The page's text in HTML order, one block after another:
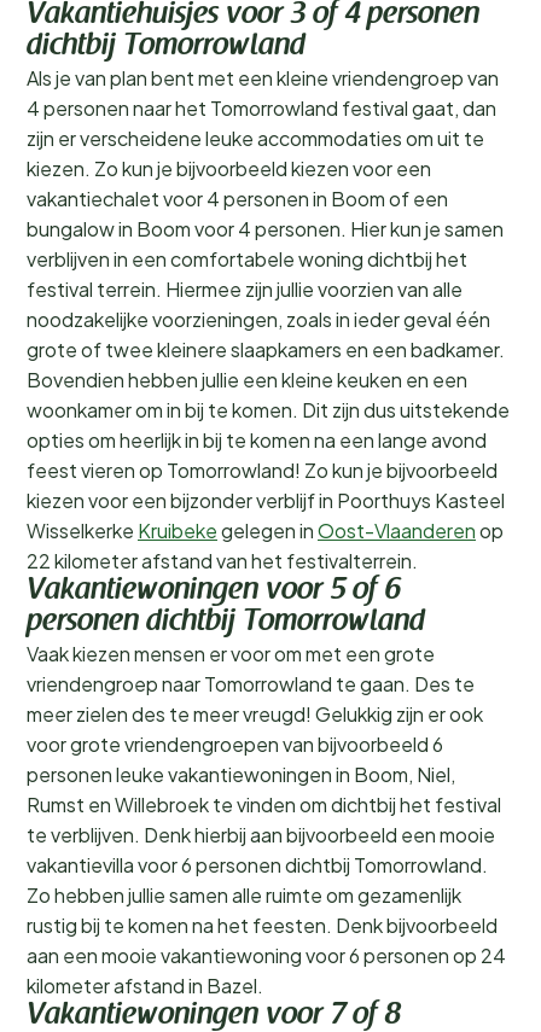
Kannaert
België
Bekijken
Vakantiehuisjes voor 3 of 4 personen
dichtbij Tomorrowland
Als je van plan bent met een kleine vriendengroep van
4 personen naar het Tomorrowland festival gaat, dan
zijn er verscheidene leuke accommodaties om uit te
kiezen. Zo kun je bijvoorbeeld kiezen voor een
vakantiechalet voor 4 personen in Boom of een
bungalow in Boom voor 4 personen. Hier kun je samen
verblijven in een comfortabele woning dichtbij het
festival terrein. Hiermee zijn jullie voorzien van alle
noodzakelijke voorzieningen, zoals in ieder geval één
grote of twee kleinere slaapkamers en een badkamer.
Bovendien hebben jullie een kleine keuken en een
woonkamer om in bij te komen. Dit zijn dus uitstekende
opties om heerlijk in bij te komen na een lange avond
feest vieren op Tomorrowland! Zo kun je bijvoorbeeld
kiezen voor een bijzonder verblijf in Poorthuys Kasteel
Wisselkerke Kruibekegelegen inOost-Vlaanderenop
22 kilometer afstand van het festivalterrein.
Vakantiewoningen voor 5 of 6
personen dichtbij Tomorrowland
Vaak kiezen mensen er voor om met een grote
vriendengroep naar Tomorrowland te gaan. Des te
meer zielen des te meer vreugd! Gelukkig zijn er ook
voor grote vriendengroepen van bijvoorbeeld 6
personen leuke vakantiewoningen in Boom, Niel,
Rumst en Willebroek te vinden om dichtbij het festival
te verblijven. Denk hierbij aan bijvoorbeeld een mooie
vakantievilla voor 6 personen dichtbij Tomorrowland.
Zo hebben jullie samen alle ruimte om gezamenlijk
rustig bij te komen na het feesten. Denk bijvoorbeeld
aan een mooie vakantiewoning voor 6 personen op 24
kilometer afstand in Bazel.
Vakantiewoningen voor 7 of 8